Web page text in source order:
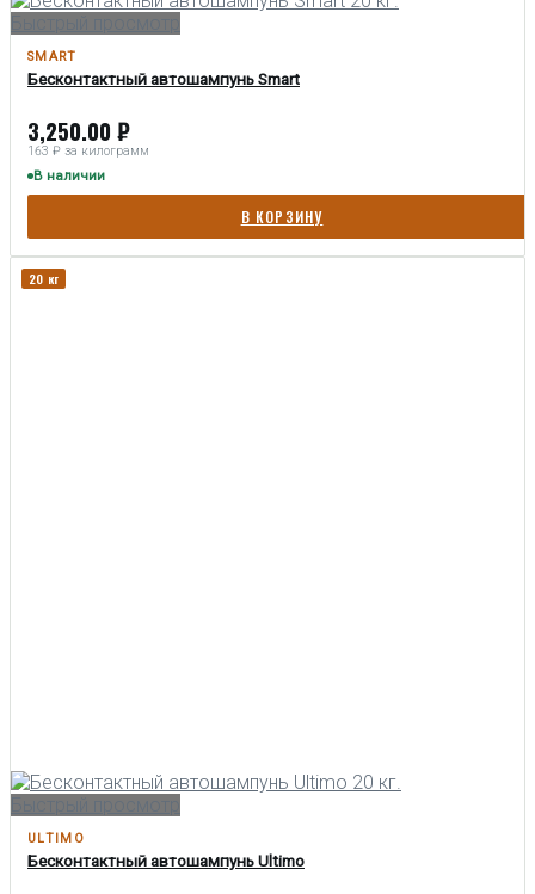
SMART
Бесконтактный автошампунь Smart
3,250.00 ₽
163 ₽ за килограмм
В наличии
В КОРЗИНУ
20 кг
ULTIMO
Бесконтактный автошампунь Ultimo